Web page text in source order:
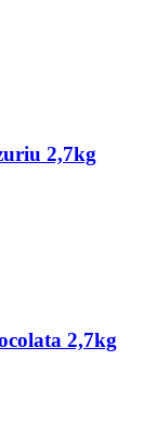
2,7kg
2,7kg